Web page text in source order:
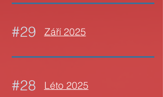
#29 Září 2025
#28 Léto 2025